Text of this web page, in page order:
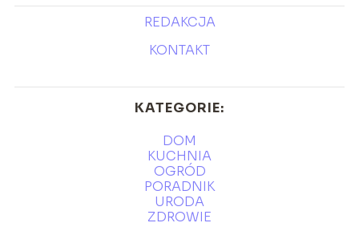
REDAKCJA
KONTAKT
KATEGORIE:
DOM
KUCHNIA
OGRÓD
PORADNIK
URODA
ZDROWIE